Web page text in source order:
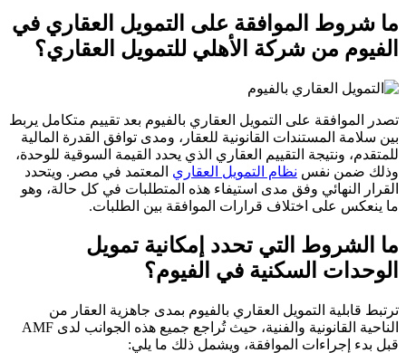
ما شروط الموافقة على التمويل العقاري في
الفيوم من شركة الأهلي للتمويل العقاري؟
تصدر الموافقة على التمويل العقاري بالفيوم بعد تقييم متكامل يربط
بين سلامة المستندات القانونية للعقار، ومدى توافق القدرة المالية
للمتقدم، ونتيجة التقييم العقاري الذي يحدد القيمة السوقية للوحدة،
وذلك ضمن نفس نظام التمويل العقاري المعتمد في مصر. ويتحدد
القرار النهائي وفق مدى استيفاء هذه المتطلبات في كل حالة، وهو
ما ينعكس على اختلاف قرارات الموافقة بين الطلبات.
ما الشروط التي تحدد إمكانية تمويل
الوحدات السكنية في الفيوم؟
ترتبط قابلية التمويل العقاري بالفيوم بمدى جاهزية العقار من
الناحية القانونية والفنية، حيث تُراجع جميع هذه الجوانب لدى AMF
قبل بدء إجراءات الموافقة، ويشمل ذلك ما يلي: